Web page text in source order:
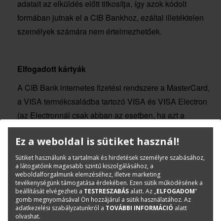
adatait az elküldés előtt titkosítja, így azok kódolt
formában jutnak el a CIB Bankhoz, ezáltal illetéktelen
személyek számára nem értelmezhetőek.
Elfogadott kártyák
A CIB Bank internetes fizetési rendszere a MasterCard,
a VISA termékcsaládba tartozó VISA és VISA Electron
(az Electronnál csak abban az esetben, ha azt a
kibocsátó bank engedélyezi) bankkártyák használatát,
valamint internetes használatra alkalmas webkártyával
való fizetést teszi lehetővé.
Fizetés lépései
Ez a weboldal is sütiket használ!
Sütiket használunk a tartalmak és hirdetések személyre szabásához,
a látogatóink magasabb szintű kiszolgálásához, a
weboldalforgalmunk elemzéséhez, illetve marketing
tevékenységünk támogatása érdekében. Ezen sütik működésének a
beállítását elvégezheti a TESTRESZABÁS alatt. Az „ELFOGADOM”
gomb megnyomásával Ön hozzájárul a sütik használatához. Az
adatkezelési szabályzatunkról a TOVÁBBI INFORMÁCIÓ alatt
olvashat.